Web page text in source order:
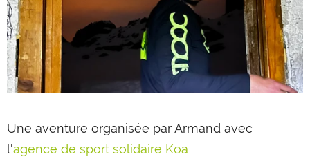
Une aventure organisée par Armand avec
l'agence de sport solidaire Koa